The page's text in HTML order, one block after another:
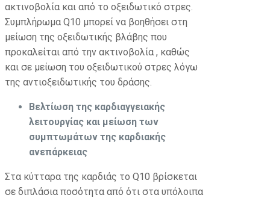
ακτινοβολία και από το οξειδωτικό στρες.
Συμπλήρωμα Q10 μπορεί να βοηθήσει στη
μείωση της οξειδωτικής βλάβης που
προκαλείται από την ακτινοβολία , καθώς
και σε μείωση του οξειδωτικού στρες λόγω
της αντιοξειδωτικής του δράσης.
Βελτίωση της καρδιαγγειακής
λειτουργίας και μείωση των
συμπτωμάτων της καρδιακής
ανεπάρκειας
Στα κύτταρα της καρδιάς το Q10 βρίσκεται
σε διπλάσια ποσότητα από ότι στα υπόλοιπα